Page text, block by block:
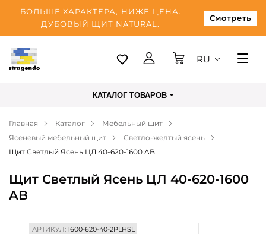
БОЛЬШЕ ХАРАКТЕРА, НИЖЕ ЦЕНА.
ДУБОВЫЙ ЩИТ NATURAL.
Смотреть
Таллинн
Оплата
О нас
Блог
Контакты
RU
КАТАЛОГ ТОВАРОВ
Главная Каталог
Мебельный щит
Ясеневый мебельный щит
Светло-желтый ясень
Щит Светлый Ясень ЦЛ 40-620-1600 AB
Щит Светлый Ясень ЦЛ 40-620-1600
AB
АРТИКУЛ:1600-620-40-2PLHSL